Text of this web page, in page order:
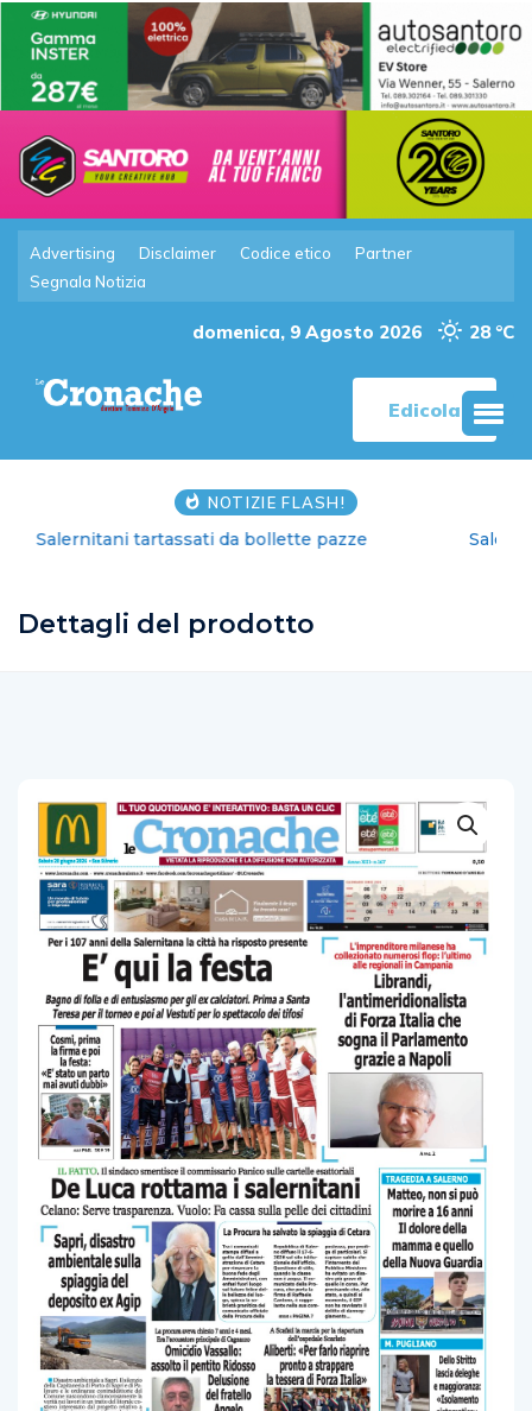
Advertising Disclaimer Codice etico
Partner
Segnala Notizia
domenica, 9 Agosto 2026 28 °C
Edicola
NOTIZIE FLASH!
Salernitana resta un cantiere aperto
Dettagli del prodotto